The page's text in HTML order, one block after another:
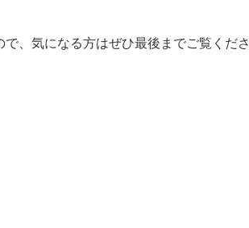
、気になる方はぜひ最後までご覧くださ